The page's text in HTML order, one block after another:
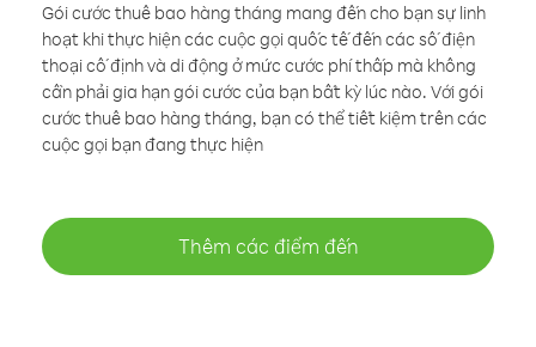
Gói cước thuê bao hàng tháng mang đến cho bạn sự linh
hoạt khi thực hiện các cuộc gọi quốc tế đến các số điện
thoại cố định và di động ở mức cước phí thấp mà không
cần phải gia hạn gói cước của bạn bất kỳ lúc nào. Với gói
cước thuê bao hàng tháng, bạn có thể tiết kiệm trên các
cuộc gọi bạn đang thực hiện
Thêm các điểm đến